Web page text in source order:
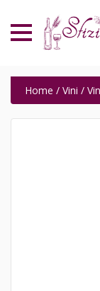
Home / Vini /